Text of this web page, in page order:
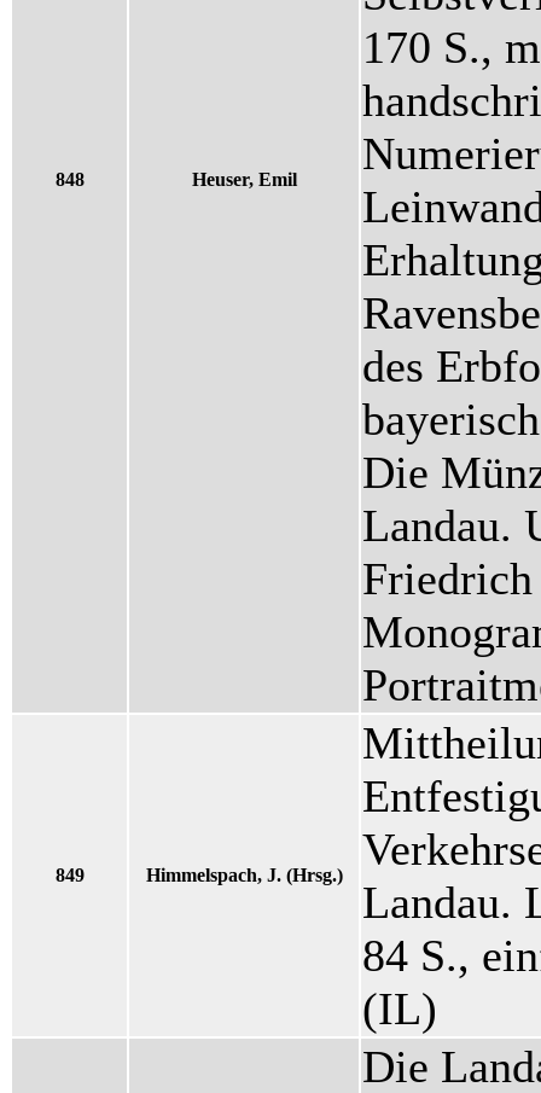
848 Heuser, Emil
170 S.,
des
Die
Landau.
Friedrich
849 Himmelspach, J. (Hrsg.)
Landau.
84 S.,
(IL)
Die